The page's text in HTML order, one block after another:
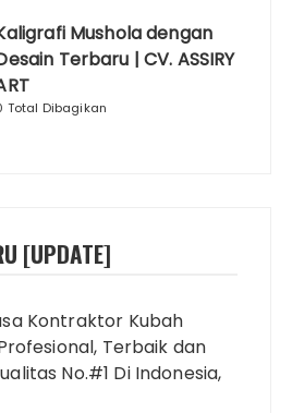
Mushola dengan
Terbaru | CV. ASSIRY
Total Dibagikan
[UPDATE]
Kontraktor Kubah
Terbaik dan
No.#1 Di Indonesia,